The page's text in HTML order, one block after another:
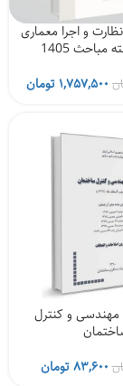
و اجرا معماری
1405
قیمت
بود.
۱,۷۵۷,۵۰۰تومان
مهندسی و کنترل
قیمت
۸۳,۶۰۰تومانقیمت